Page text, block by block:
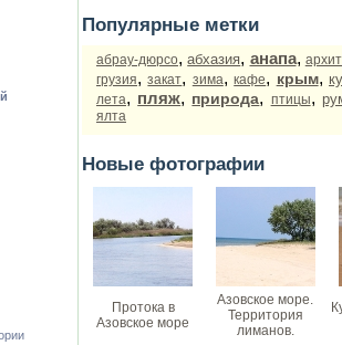
Популярные метки
абрау-дюрсо,абхазия, анапа,
грузия,закат, зима,кафе, крым,
лета, пляж, природа, птицы,
ялта
Новые фотографии
Протока в
Азовское море
Азовское море.
Территория
лиманов.